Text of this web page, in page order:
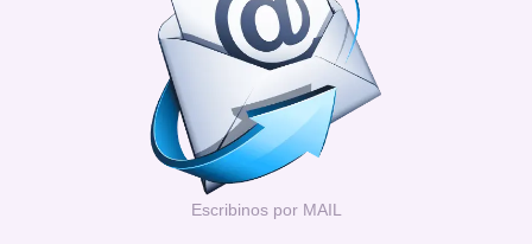
Escribinos por MAIL